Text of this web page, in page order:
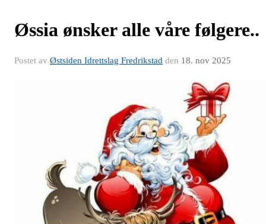
Øssia ønsker alle våre følgere..
Postet av Østsiden Idrettslag Fredrikstad den 18. nov 2025